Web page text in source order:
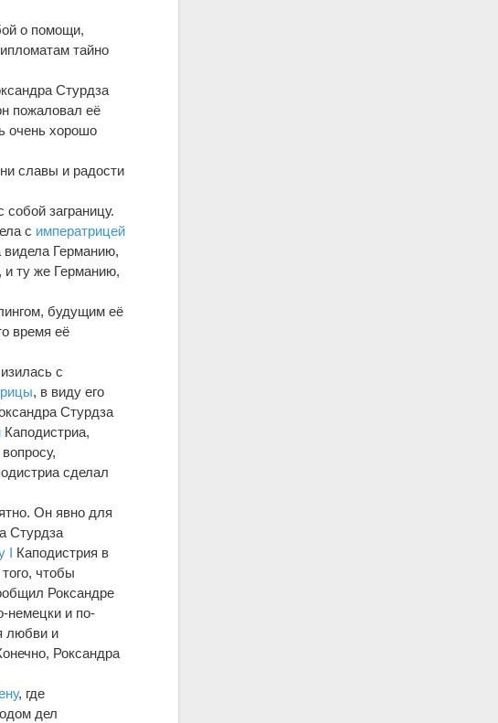
о помощи,
тайно
Стурдза
пожаловал её
очень хорошо
славы и радости
заграницу.
с императрицей
Германию,
и ту же Германию,
будущим её
время её
с
, в виду его
Стурдза
Каподистриа,
сделал
Он явно для
Стурдза
I Каподистрия в
чтобы
Роксандре
немецки и по-
любви и
Роксандра
, где
дел